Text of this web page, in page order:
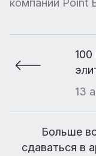
компании Point
13
Больше
сдаваться в